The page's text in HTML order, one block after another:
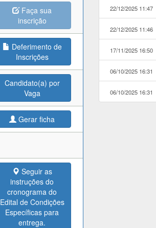
Faça sua
inscrição
Deferimento de
Inscrições
Candidato(a) por
Vaga
Gerar ficha
Seguir as
instruções do
cronograma do
Edital de Condições
Específicas para
entrega.
22/12/2025 11:47
22/12/2025 11:46
17/11/2025 16:50
06/10/2025 16:31
06/10/2025 16:31